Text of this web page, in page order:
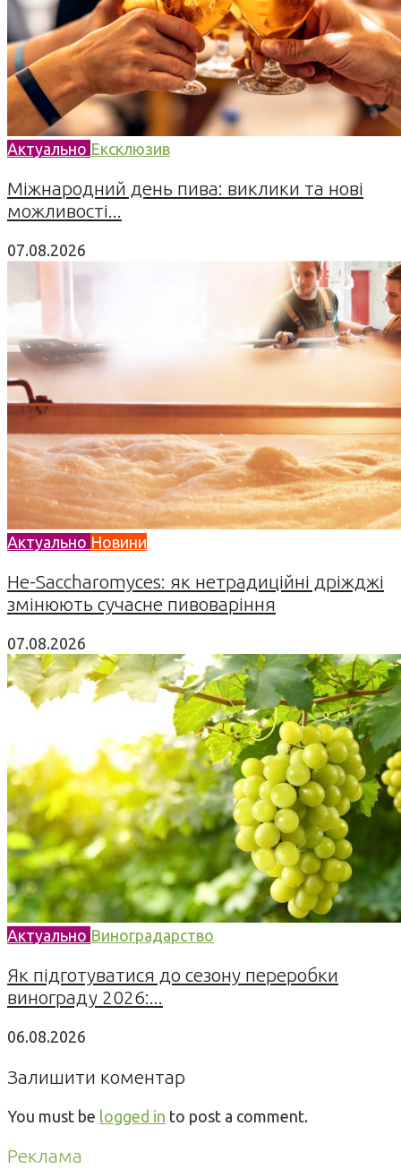
Актуально Ексклюзив
Міжнародний день пива: виклики та нові
можливості...
07.08.2026
Актуально Новини
Не-Saccharomyces: як нетрадиційні дріжджі
змінюють сучасне пивоваріння
07.08.2026
Актуально Виноградарство
Як підготуватися до сезону переробки
винограду 2026:...
06.08.2026
Залишити коментар
You must be logged in to post a comment.
Реклама